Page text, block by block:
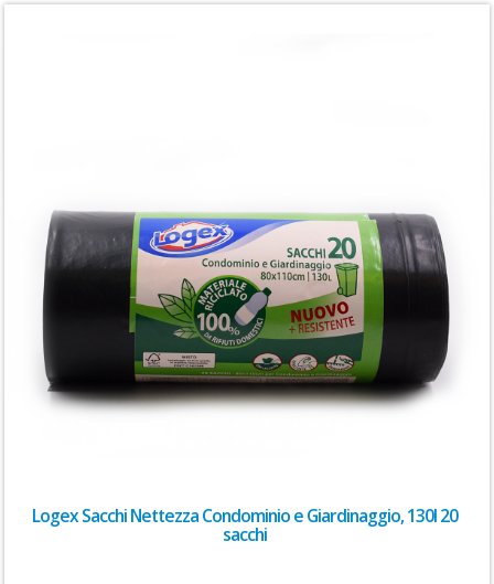
Logex Sacchi Nettezza Condominio e Giardinaggio, 130l 20
sacchi